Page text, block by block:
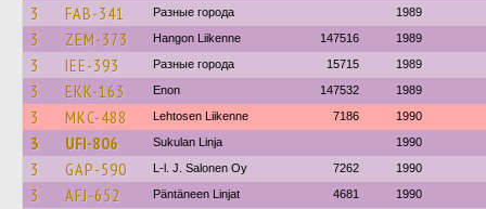
3 FAB-341 Разные города 1989
3 ZEM-373 Hangon Liikenne 147516 1989
3 IEE-393 Разные города 15715 1989
3 EKK-163 Enon 147532 1989
3 MKC-488 Lehtosen Liikenne 7186 1990
3 UFI-806 Sukulan Linja 1990
3 GAP-590 L-l. J. Salonen Oy 7262 1990
3 AFJ-652 Päntäneen Linjat 4681 1990